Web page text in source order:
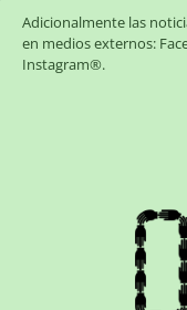
Adicionalmente las
en medios externos:
Instagram®.